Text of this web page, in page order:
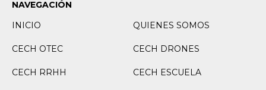
NAVEGACIÓN
INICIO
QUIENES SOMOS
CECH OTEC CECH DRONES
CECH RRHH CECH ESCUELA